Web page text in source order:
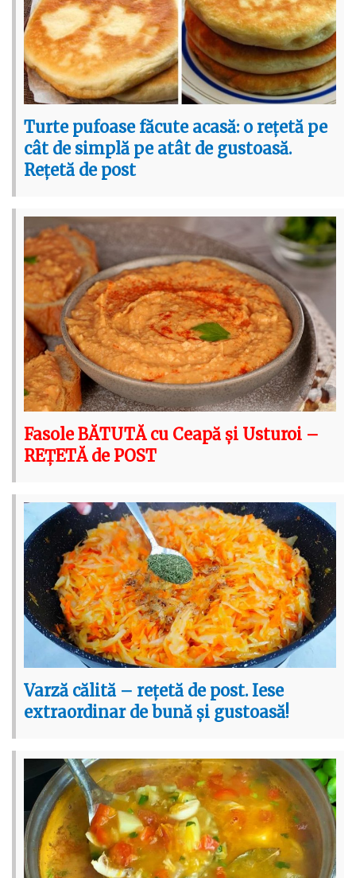
Turte pufoase făcute acasă: o rețetă pe
cât de simplă pe atât de gustoasă.
Rețetă de post
Fasole BĂTUTĂ cu Ceapă și Usturoi –
REȚETĂ de POST
Varză călită – rețetă de post. Iese
extraordinar de bună și gustoasă!